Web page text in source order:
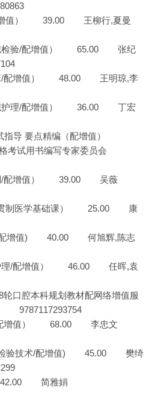
配增值） 39.00 王柳行,夏曼
职检验/配增值） 65.00 张纪
床/配增值） 48.00 王明琼,李
职护理/配增值） 36.00 丁宏
指导 要点精编（配增值）
考试用书编写专家委员会
剂/配增值） 39.00 吴薇
贯制医学基础课） 25.00 康
/配增值) 40.00 何旭辉,陈志
护理/配增值） 46.00 任晖,袁
口腔本科规划教材配网络增值服
/配增值） 68.00 李忠文
检验技术/配增值) 45.00 樊绮
42.00 简雅娟